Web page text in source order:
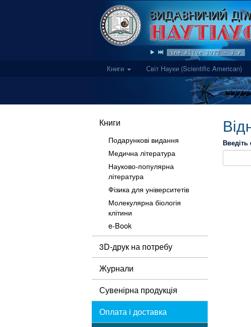
Vlad Darwin feat. Ukraine Alive 2022 - З
Книги Світ Науки (Scientific American)
Книги
Подарункові видання
Медична література
Науково-популярна
література
Фізика для університетів
Молекулярна біологія
клітини
e-Book
3D-друк на потребу
Журнали
Сувенірна продукція
Оплата і доставка